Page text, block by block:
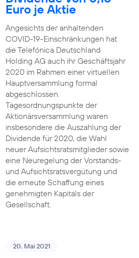
Euro je Aktie
Angesichts der anhaltenden
COVID-19-Einschränkungen hat
die Telefónica Deutschland
Holding AG auch ihr Geschäftsjahr
2020 im Rahmen einer virtuellen
Hauptversammlung formal
abgeschlossen.
Tagesordnungspunkte der
Aktionärsversammlung waren
insbesondere die Auszahlung der
Dividende für 2020, die Wahl
neuer Aufsichtsratsmitglieder sowie
eine Neuregelung der Vorstands-
und Aufsichtsratsvergütung und
die erneute Schaffung eines
genehmigten Kapitals der
Gesellschaft.
20. Mai 2021